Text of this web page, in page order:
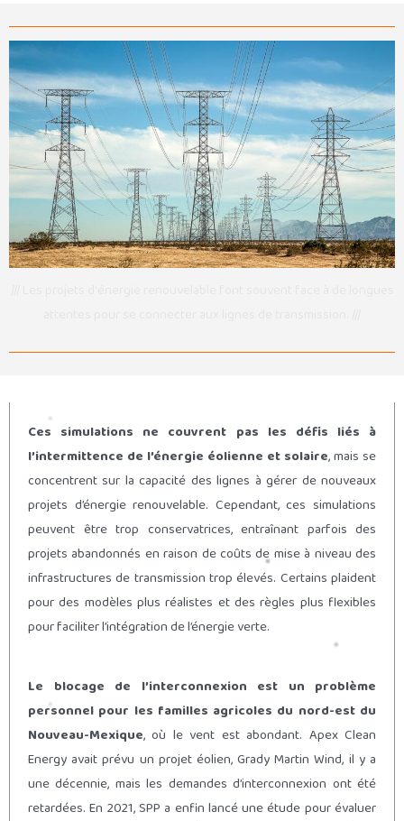
Ces simulations ne couvrent pas les défis liés à
l’intermittence de l’énergie éolienne et solaire, mais se
concentrent sur la capacité des lignes à gérer de nouveaux
projets d’énergie renouvelable. Cependant, ces simulations
peuvent être trop conservatrices, entraînant parfois des
projets abandonnés en raison de coûts de mise à niveau des
infrastructures de transmission trop élevés. Certains plaident
pour des modèles plus réalistes et des règles plus flexibles
pour faciliter l’intégration de l’énergie verte.
Le blocage de l’interconnexion est un problème
personnel pour les familles agricoles du nord-est du
Nouveau-Mexique, où le vent est abondant. Apex Clean
Energy avait prévu un projet éolien, Grady Martin Wind, il y a
une décennie, mais les demandes d’interconnexion ont été
retardées. En 2021, SPP a enfin lancé une étude pour évaluer